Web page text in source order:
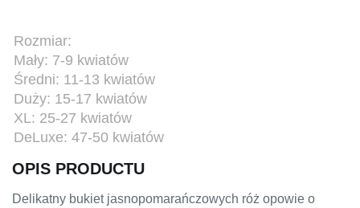
Rozmiar:
Mały: 7-9 kwiatów
Średni: 11-13 kwiatów
Duży: 15-17 kwiatów
XL: 25-27 kwiatów
DeLuxe: 47-50 kwiatów
OPIS PRODUCTU
Delikatny bukiet jasnopomarańczowych róż opowie o